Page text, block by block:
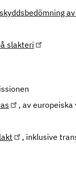
slakteri
, av
, inklusive